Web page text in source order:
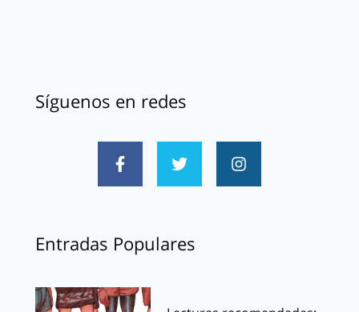
Síguenos en redes
Entradas Populares